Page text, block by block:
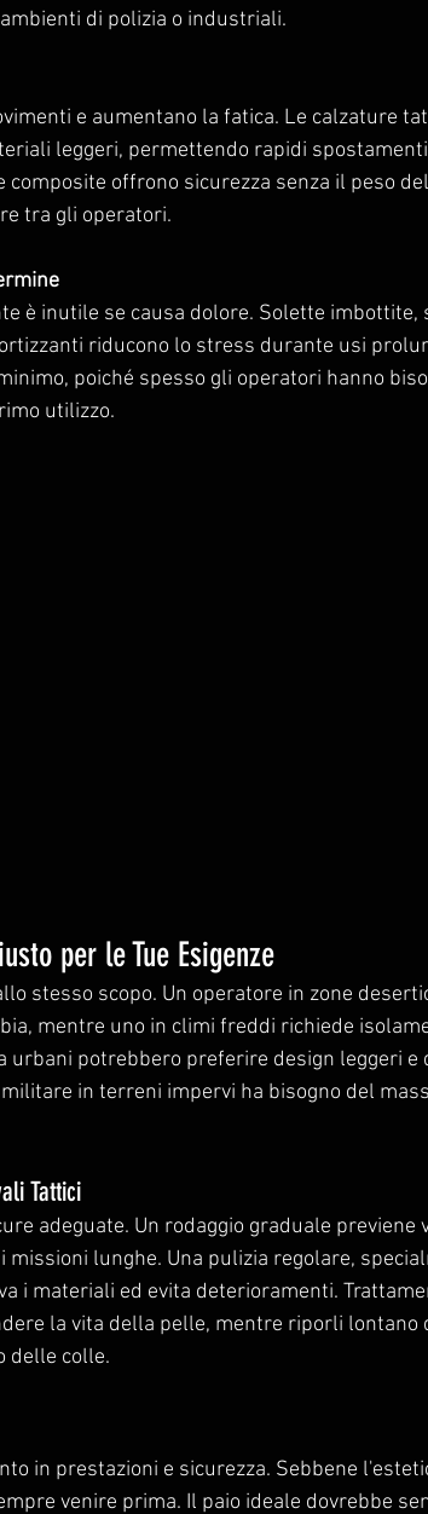
di polizia o industriali.
e aumentano la fatica. Le calzature
leggeri, permettendo rapidi
offrono sicurezza senza il peso
tra gli operatori.
è inutile se causa dolore. Solette
riducono lo stress durante usi
poiché spesso gli operatori hanno
utilizzo.
per le Tue Esigenze
stesso scopo. Un operatore in zone
mentre uno in climi freddi richiede
urbani potrebbero preferire design leggeri
in terreni impervi ha bisogno del
Tattici
adeguate. Un rodaggio graduale previene
lunghe. Una pulizia regolare,
i materiali ed evita deterioramenti.
la vita della pelle, mentre riporli
delle colle.
in prestazioni e sicurezza. Sebbene
venire prima. Il paio ideale dovrebbe